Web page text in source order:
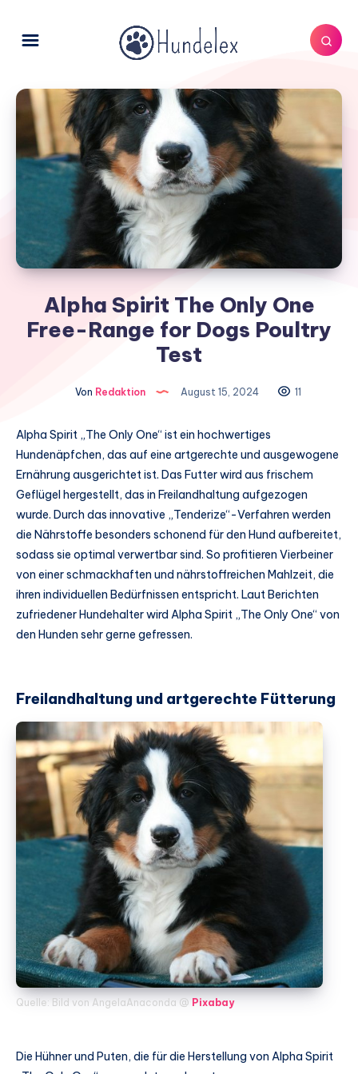
Alpha Spirit The Only One
Free-Range for Dogs Poultry
Test
Von Redaktion August 15, 2024 11
Alpha Spirit „The Only One“ ist ein hochwertiges
Hundenäpfchen, das auf eine artgerechte und ausgewogene
Ernährung ausgerichtet ist. Das Futter wird aus frischem
Geflügel hergestellt, das in Freilandhaltung aufgezogen
wurde. Durch das innovative „Tenderize“-Verfahren werden
die Nährstoffe besonders schonend für den Hund aufbereitet,
sodass sie optimal verwertbar sind. So profitieren Vierbeiner
von einer schmackhaften und nährstoffreichen Mahlzeit, die
ihren individuellen Bedürfnissen entspricht. Laut Berichten
zufriedener Hundehalter wird Alpha Spirit „The Only One“ von
den Hunden sehr gerne gefressen.
Freilandhaltung und artgerechte Fütterung
Quelle: Bild von AngelaAnaconda @ Pixabay
Die Hühner und Puten, die für die Herstellung von Alpha Spirit